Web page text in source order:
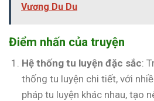
Vương Du Du
Điểm nhấn của truyện
Hệ thống tu luyện đặc sắc:
thống tu luyện chi tiết, với
pháp tu luyện khác nhau, tạo